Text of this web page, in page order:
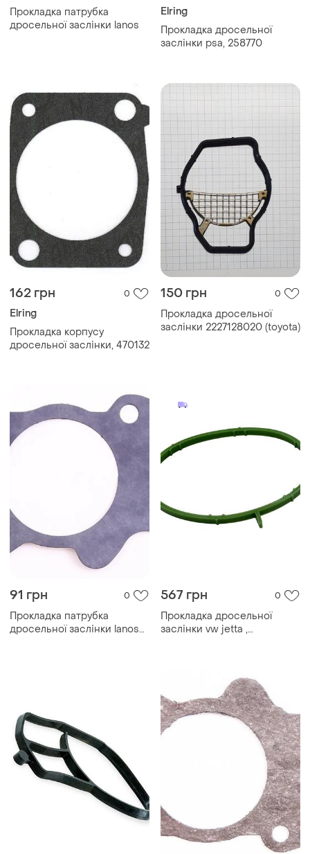
Прокладка патрубка
дросельної заслінки lanos
Elring
Прокладка дросельної
заслінки psa, 258770
162 грн 0
Elring
Прокладка корпусу
дросельної заслінки, 470132
150 грн 0
Прокладка дросельної
заслінки 2227128020 (toyota)
91 грн 0
Прокладка патрубка
дросельної заслінки lanos
567 грн 0
Прокладка дросельної
заслінки vw jetta ,